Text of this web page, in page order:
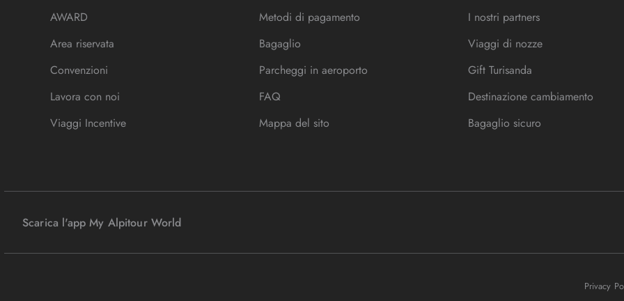
AWARD
Area riservata
Convenzioni
Lavora con noi
Viaggi Incentive
Metodi di pagamento
Bagaglio
Parcheggi in aeroporto
FAQ
Mappa del sito
I nostri partners
Viaggi di nozze
Gift Turisanda
Destinazione cambiamento
Bagaglio sicuro
Scarica l'app My Alpitour World
Privacy